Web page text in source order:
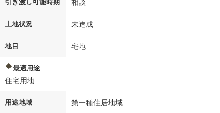
土地状況 未造成
地目 宅地
最適用途
住宅用地
用途地域 第一種住居地域